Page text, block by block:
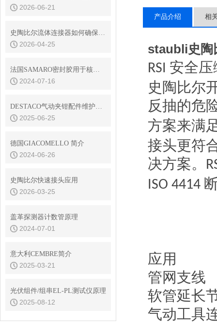
2026-06-21
史陶比尔流体连接器如何确保连接处的密封？
2026-04-25
法国SAMARO密封胶用于核电特殊场合
2024-07-16
DESTACO气动夹钳配件维护与保养技巧
2025-06-25
德国GIACOMELLO 简介
2024-06-26
史陶比尔快速接头应用
2026-03-25
盖革探测器计数管原理
2024-07-01
意大利CEMBRE简介
2025-03-21
光伏组件/组串EL-PL测试仪原理
2025-08-12
产品介绍 相
staubli史陶
RSI 安全
史陶比尔
反抽的危
方案来满
接头更符
决方案。
ISO 4414
应用
管网支线
软管延长
气动工具